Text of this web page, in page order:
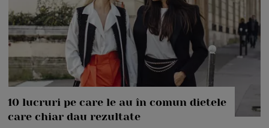
10 lucruri pe care le au în comun dietele
care chiar dau rezultate